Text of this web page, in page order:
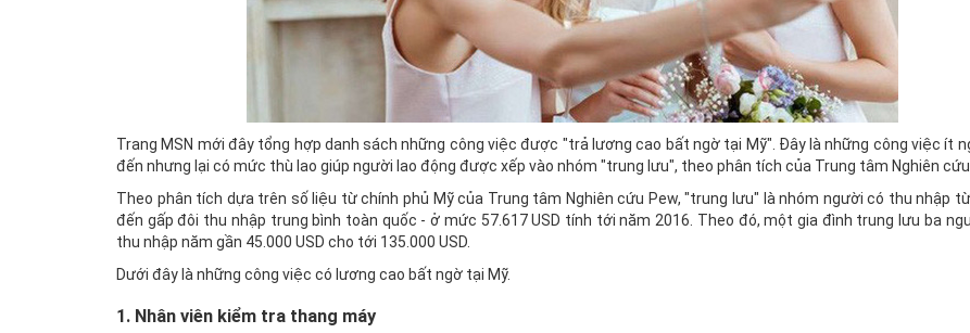
Trang MSN mới đây tổng hợp danh sách những công việc được "trả lương cao bất ngờ tại Mỹ". Đây là những công việc ít
đến nhưng lại có mức thù lao giúp người lao động được xếp vào nhóm "trung lưu", theo phân tích của Trung tâm Nghiên cứu
Theo phân tích dựa trên số liệu từ chính phủ Mỹ của Trung tâm Nghiên cứu Pew, "trung lưu" là nhóm người có thu nhập
đến gấp đôi thu nhập trung bình toàn quốc - ở mức 57.617 USD tính tới năm 2016. Theo đó, một gia đình trung lưu ba
thu nhập năm gần 45.000 USD cho tới 135.000 USD.
Dưới đây là những công việc có lương cao bất ngờ tại Mỹ.
1. Nhân viên kiểm tra thang máy